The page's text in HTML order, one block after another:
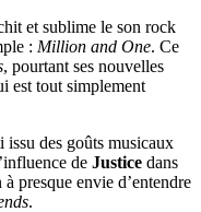
et sublime le son rock
: Million and One. Ce
, pourtant ses nouvelles
est tout simplement
issu des goûts musicaux
de Justice dans
à presque envie d’entendre
.